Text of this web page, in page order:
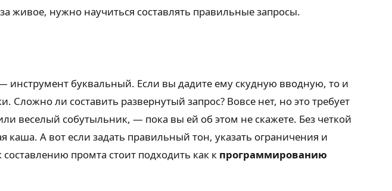
живое, нужно научиться составлять правильные запросы.
буквальный. Если вы дадите ему скудную вводную, то и
ли составить развернутый запрос? Вовсе нет, но это требует
веселый собутыльник, — пока вы ей об этом не скажете. Без четкой
А вот если задать правильный тон, указать ограничения и
промта стоит подходить как к программированию